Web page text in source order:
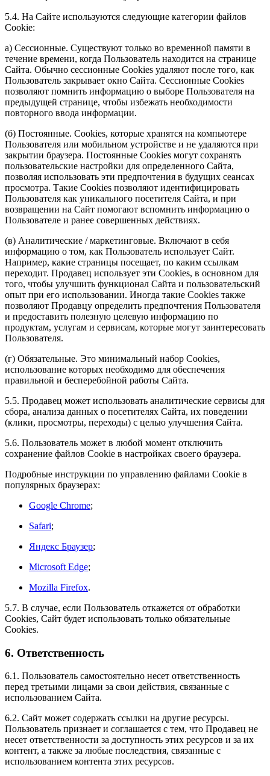
5.4. На Сайте используются следующие категории файлов
Cookie:
а) Сессионные. Существуют только во временной памяти в
течение времени, когда Пользователь находится на странице
Сайта. Обычно сессионные Cookies удаляют после того, как
Пользователь закрывает окно Сайта. Сессионные Cookies
позволяют помнить информацию о выборе Пользователя на
предыдущей странице, чтобы избежать необходимости
повторного ввода информации.
(б) Постоянные. Сookies, которые хранятся на компьютере
Пользователя или мобильном устройстве и не удаляются при
закрытии браузера. Постоянные Сookies могут сохранять
пользовательские настройки для определенного Сайта,
позволяя использовать эти предпочтения в будущих сеансах
просмотра. Такие Cookies позволяют идентифицировать
Пользователя как уникального посетителя Сайта, и при
возвращении на Сайт помогают вспомнить информацию о
Пользователе и ранее совершенных действиях.
(в) Аналитические / маркетинговые. Включают в себя
информацию о том, как Пользователь использует Сайт.
Например, какие страницы посещает, по каким ссылкам
переходит. Продавец использует эти Cookies, в основном для
того, чтобы улучшить функционал Сайта и пользовательский
опыт при его использовании. Иногда такие Cookies также
позволяют Продавцу определить предпочтения Пользователя
и предоставить полезную целевую информацию по
продуктам, услугам и сервисам, которые могут заинтересовать
Пользователя.
(г) Обязательные. Это минимальный набор Cookies,
использование которых необходимо для обеспечения
правильной и бесперебойной работы Сайта.
5.5. Продавец может использовать аналитические сервисы для
сбора, анализа данных о посетителях Сайта, их поведении
(клики, просмотры, переходы) с целью улучшения Сайта.
5.6. Пользователь может в любой момент отключить
сохранение файлов Cookie в настройках своего браузера.
Подробные инструкции по управлению файлами Cookie в
популярных браузерах:
Google Chrome;
Safari;
Яндекс Браузер;
Microsoft Edge;
Mozilla Firefox.
5.7. В случае, если Пользователь откажется от обработки
Сookies, Сайт будет использовать только обязательные
Cookies.
6. Ответственность
6.1. Пользователь самостоятельно несет ответственность
перед третьими лицами за свои действия, связанные с
использованием Сайта.
6.2. Сайт может содержать ссылки на другие ресурсы.
Пользователь признает и соглашается с тем, что Продавец не
несет ответственности за доступность этих ресурсов и за их
контент, а также за любые последствия, связанные с
использованием контента этих ресурсов.